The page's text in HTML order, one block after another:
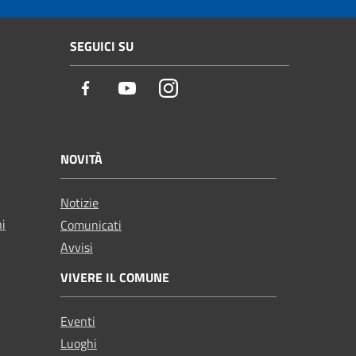
SEGUICI SU
Facebook YoutubeInstagram
NOVITÀ
Notizie
Comunicati
Avvisi
VIVERE IL COMUNE
Eventi
Luoghi